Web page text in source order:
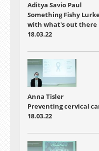
Aditya Savio Paul
Something Fishy
with what's out there
18.03.22
Anna Tisler
Preventing cervical
18.03.22